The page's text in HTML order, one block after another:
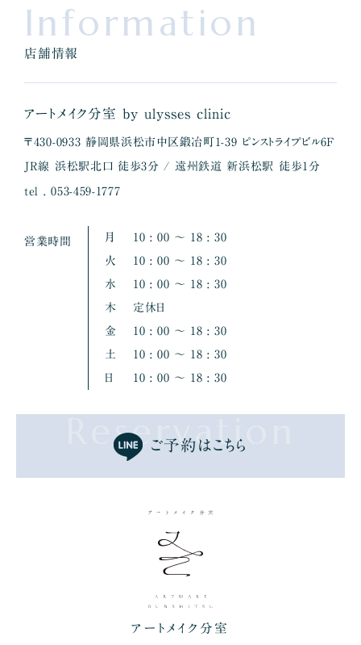
Information
店舗情報
アートメイク分室 by ulysses clinic
〒430-0933 静岡県浜松市中区鍛冶町1-39 ピンストライプビル6F
JR線 浜松駅北口 徒歩3分 / 遠州鉄道 新浜松駅 徒歩1分
tel . 053-459-1777
営業時間 月 10 : 00 〜 18 : 30
火 10 : 00 〜 18 : 30
水 10 : 00 〜 18 : 30
木 定休日
金 10 : 00 〜 18 : 30
土 10 : 00 〜 18 : 30
日 10 : 00 〜 18 : 30
Reservation
ご予約はこちら
アートメイク分室